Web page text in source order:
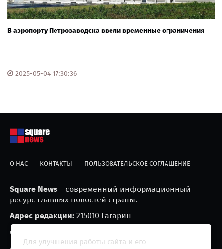
В аэропорту Петрозаводска ввели временные ограничения
2025-05-04 17:30:36
О НАС КОНТАКТЫ ПОЛЬЗОВАТЕЛЬСКОЕ СОГЛАШЕНИЕ
Square News – современный информационный
ресурс главных новостей страны.
Адрес редакции: 215010 Гагарин
e-mail:
Для улучшения работы сайта и его